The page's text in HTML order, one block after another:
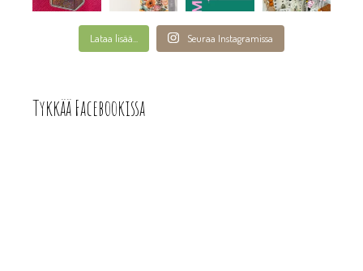
Lataa lisää... Seuraa Instagramissa
Tykkää Facebookissa